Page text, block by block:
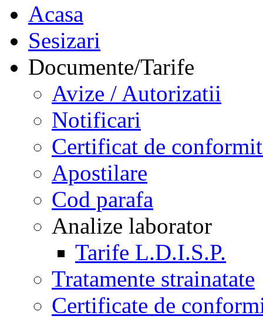
Acasa
Sesizari
Documente/Tarife
Avize / Autorizatii
Notificari
Certificat de
Apostilare
Cod parafa
Analize laborator
Tarife L.D.I.S.P.
Tratamente strainatate
Certificate de